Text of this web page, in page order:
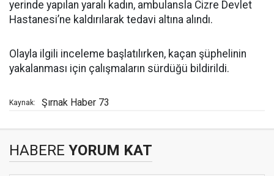
yerinde yapılan yaralı kadın, ambulansla Cizre Devlet
Hastanesi’ne kaldırılarak tedavi altına alındı.
Olayla ilgili inceleme başlatılırken, kaçan şüphelinin
yakalanması için çalışmaların sürdüğü bildirildi.
Kaynak: Şırnak Haber 73
HABERE YORUM KAT